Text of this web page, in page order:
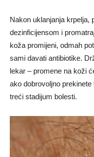
Nakon uklanjanja krpelja,
dezinficijensom i
koža promijeni, odmah
sami davati antibiotike.
lekar – promene na koži
ako dobrovoljno
treći stadijum bolesti.